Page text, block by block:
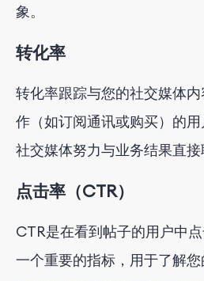
象。
转化率
转化率跟踪与您的社交媒体
作（如订阅通讯或购买）的
社交媒体努力与业务结果直接
点击率（CTR）
CTR是在看到帖子的用户中
一个重要的指标，用于了解